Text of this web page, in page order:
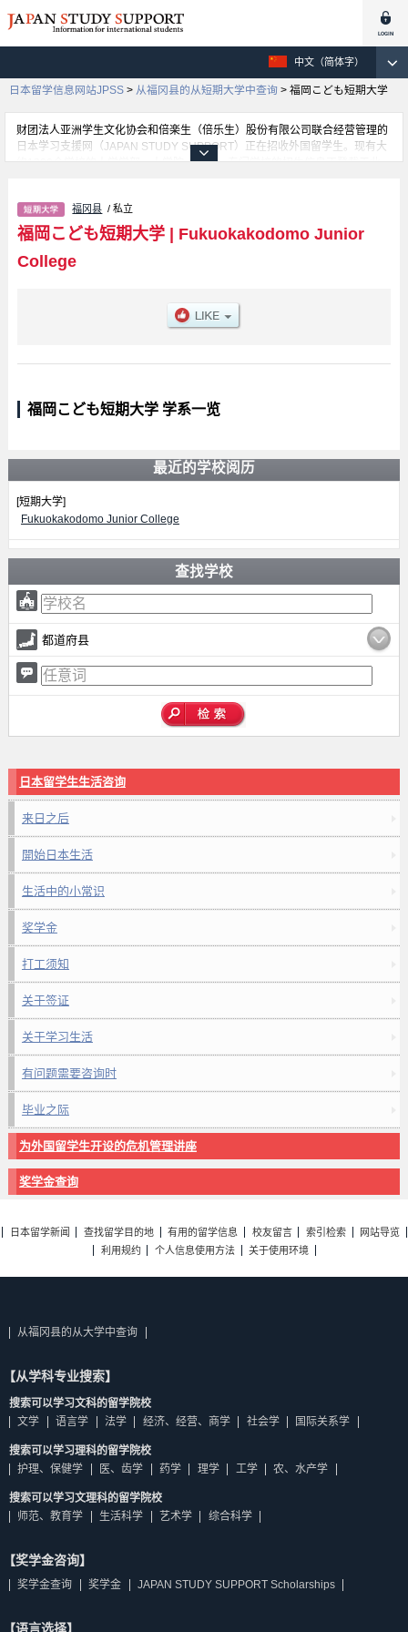
中文（简体字）
日本留学信息网站JPSS > 从福冈县的从短期大学中查询 > 福岡こども短期大学
财团法人亚洲学生文化协会和倍楽生（倍乐生）股份有限公司联合经营管理的
日本学习支援网（JAPAN STUDY SUPPORT）正在招收外国留学生。现有大
约1300个学校的大学学部、大学院、短大、专门学校的招生信息正登载于此
招收名额、合格人数等考试信息，以及设施介绍、联系方式等外国留学生必要
的信息都登载于此，请务必查阅和利用此网。
福冈县 / 私立
福岡こども短期大学| Fukuokakodomo Junior
College
福岡こども短期大学 学系一览
最近的学校阅历
[短期大学]
Fukuokakodomo Junior College
查找学校
都道府县
日本留学生生活咨询
来日之后
開始日本生活
生活中的小常识
奖学金
打工须知
关于签证
关于学习生活
有问题需要咨询时
毕业之际
为外国留学生开设的危机管理讲座
奖学金查询
日本留学新闻 查找留学目的地 有用的留学信息 校友留言 索引检索
网站导览
利用规约
个人信息使用方法 关于使用环境
从福冈县的从大学中查询
【从学科专业搜索】
搜索可以学习文科的留学院校
文学
语言学 法学 经济、经营、商学 社会学 国际关系学
搜索可以学习理科的留学院校
护理、保健学
医、齿学 药学 理学 工学 农、水产学
搜索可以学习文理科的留学院校
师范、教育学
生活科学 艺术学 综合科学
【奖学金咨询】
奖学金查询 奖学金 JAPAN STUDY SUPPORT Scholarships
【语言选择】